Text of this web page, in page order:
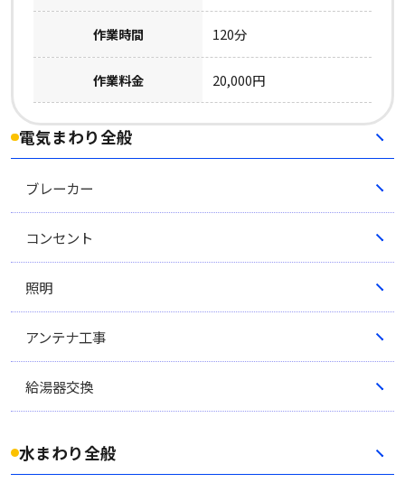
作業時間 120分
作業料金 20,000円
電気まわり全般
ブレーカー
コンセント
照明
アンテナ工事
給湯器交換
水まわり全般